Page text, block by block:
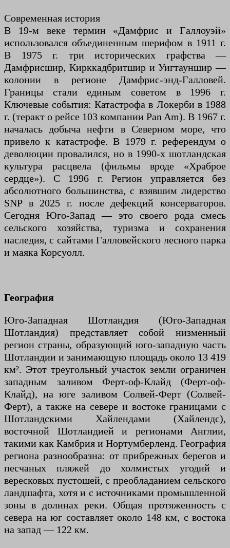
Современная история
В 19-м веке термин «Дамфрис и Галлоуэй»
использовался объединенным шерифом в 1911 г.
В 1975 г. три исторических графства —
Дамфрисшир, Кирккадбритшир и Уигтауншир —
колонии в регионе Дамфрис-энд-Галловей.
Границы стали единым советом в 1996 г.
Ключевые события: Катастрофа в Локерби в 1988
г. (теракт о рейсе 103 компании Pan Am). В 1967 г.
началась добыча нефти в Северном море, что
привело к катастрофе. В 1979 г. референдум о
деволюции провалился, но в 1990-х шотландская
культура расцвела (фильмы вроде «Храброе
сердце»). С 1996 г. Регион управляется без
абсолютного большинства, с взявшим лидерство
SNP в 2025 г. после дефекций консерваторов.
Сегодня Юго-Запад — это своего рода смесь
сельского хозяйства, туризма и сохранения
наследия, с сайтами Галловейского лесного парка
и маяка Корсуолл.
География
Юго-Западная Шотландия (Юго-Западная
Шотландия) представляет собой низменный
регион страны, образующий юго-западную часть
Шотландии и занимающую площадь около 13 419
км². Этот треугольный участок земли ограничен
западным заливом Ферт-оф-Клайд (Ферт-оф-
Клайд), на юге заливом Солвей-Ферт (Солвей-
Ферт), а также на севере и востоке границами с
Шотландскими Хайлендами (Хайлендс),
восточной Шотландией и регионами Англии,
такими как Камбрия и Нортумберленд. География
региона разнообразна: от прибрежных берегов и
песчаных пляжей до холмистых угодий и
вересковых пустошей, с преобладанием сельского
ландшафта, хотя и с источниками промышленной
зоны в долинах реки. Общая протяженность с
севера на юг составляет около 148 км, с востока
на запад — 122 км.